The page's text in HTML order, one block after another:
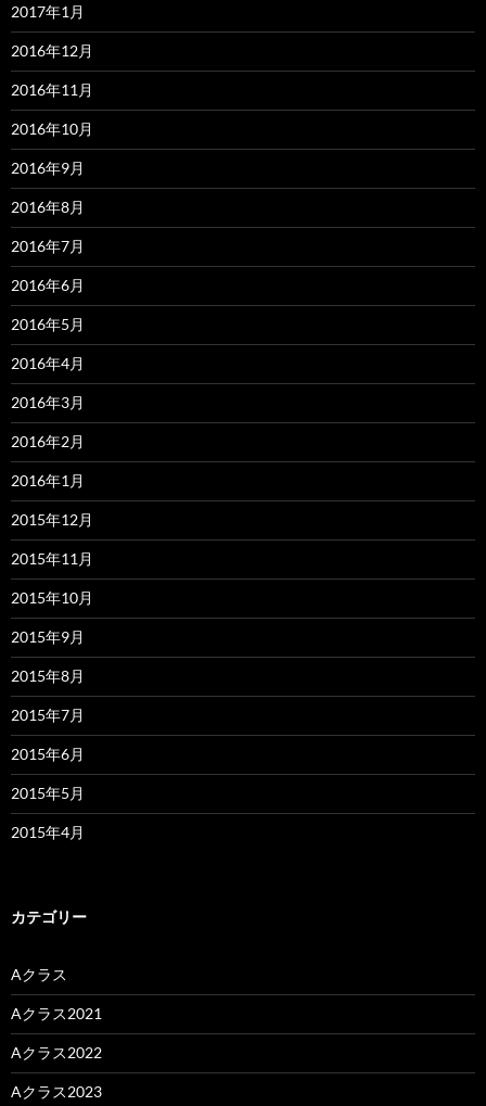
2017年1月
2016年12月
2016年11月
2016年10月
2016年9月
2016年8月
2016年7月
2016年6月
2016年5月
2016年4月
2016年3月
2016年2月
2016年1月
2015年12月
2015年11月
2015年10月
2015年9月
2015年8月
2015年7月
2015年6月
2015年5月
2015年4月
カテゴリー
Aクラス
Aクラス2021
Aクラス2022
Aクラス2023